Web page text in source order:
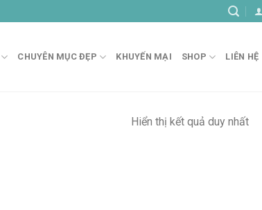
CHUYÊN MỤC ĐẸP KHUYẾN MẠI SHOP LIÊN HỆ
Hiển thị kết quả duy nhất